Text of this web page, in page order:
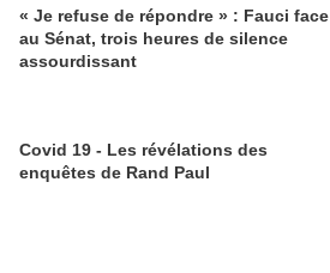
« Je refuse de répondre » : Fauci face
au Sénat, trois heures de silence
assourdissant
Covid 19 - Les révélations des
enquêtes de Rand Paul